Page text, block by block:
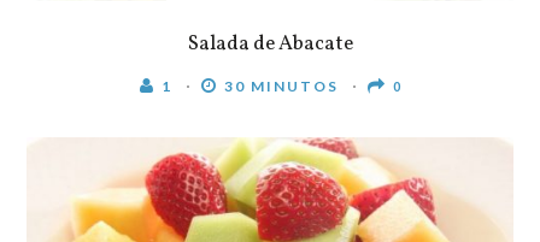
Salada de Abacate
1 30 MINUTOS 0